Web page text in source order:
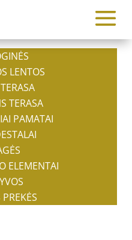
LENTOS
TERASA
PAMATAI
ELEMENTAI